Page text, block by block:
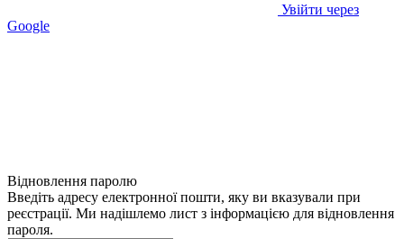
Увійти через
Google
Відновлення паролю
Введіть адресу електронної пошти, яку ви вказували при
реєстрації. Ми надішлемо лист з інформацією для відновлення
пароля.